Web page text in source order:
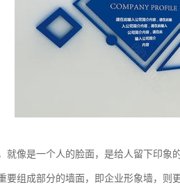
就像是一个人的脸面，是给人留下印
要组成部分的墙面，即企业形象墙，则